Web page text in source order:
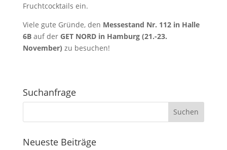
Fruchtcocktails ein.
Viele gute Gründe, den Messestand Nr. 112 in Halle
6B auf der GET NORD in Hamburg (21.-23.
November) zu besuchen!
Suchanfrage
Neueste Beiträge